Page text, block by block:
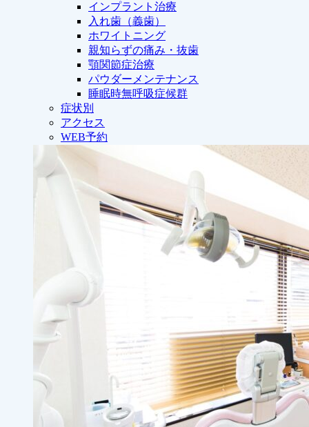
インプラント治療
入れ歯（義歯）
ホワイトニング
親知らずの痛み・抜歯
顎関節症治療
パウダーメンテナンス
睡眠時無呼吸症候群
症状別
アクセス
WEB予約